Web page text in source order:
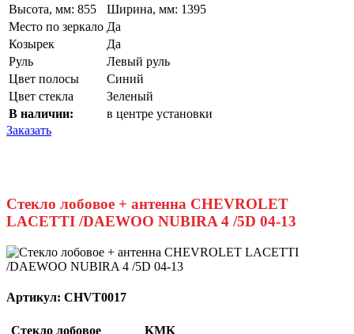
Высота, мм: 855
Ширина, мм: 1395
Место по зеркало Да
Козырек
Да
Руль
Левый руль
Цвет полосы
Синий
Цвет стекла
Зеленый
В наличии:
в центре установки
Заказать
Стекло лобовое + антенна CHEVROLET
LACETTI /DAEWOO NUBIRA 4 /5D 04-13
Артикул: CHVT0017
Стекло лобовое
KMK